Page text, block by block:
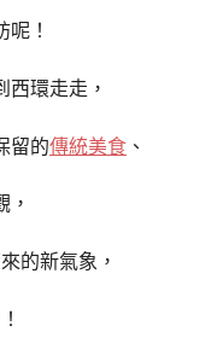
呢！
西環走走，
留的傳統美食 、
，
的新氣象，